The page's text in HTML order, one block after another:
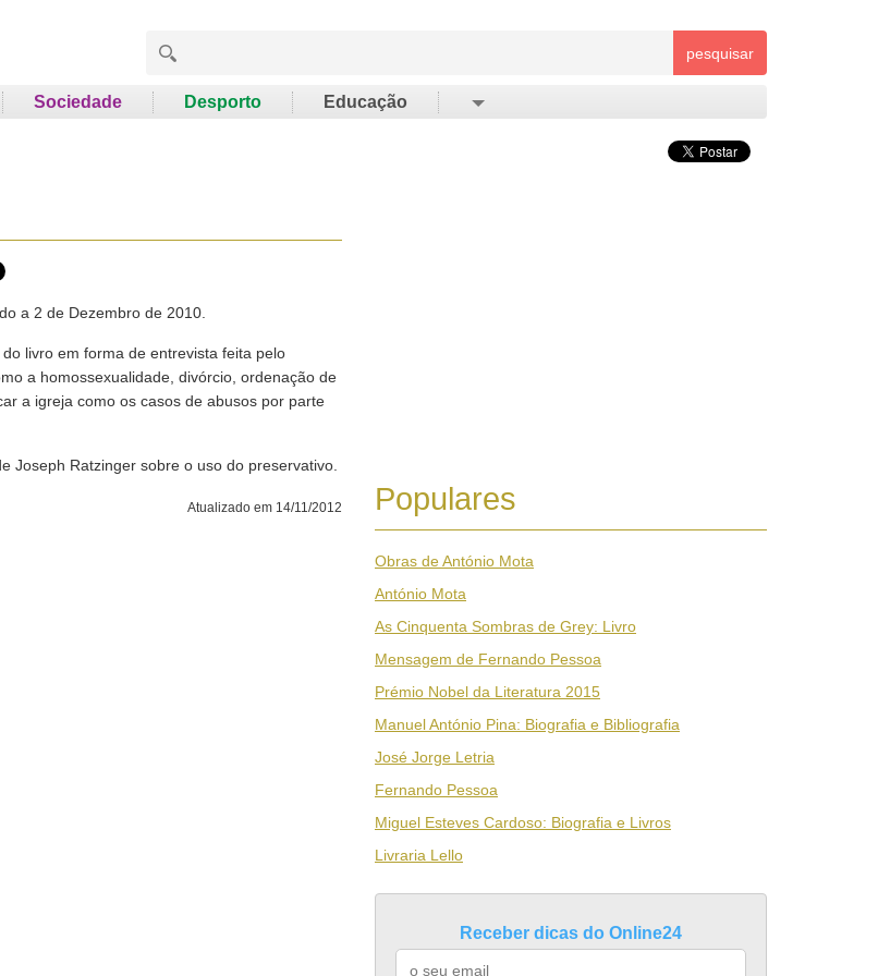
pesquisar
Sociedade Desporto Educação
a 2 de Dezembro de 2010.
livro em forma de entrevista feita pelo
a homossexualidade, divórcio, ordenação de
a igreja como os casos de abusos por parte
Joseph Ratzinger sobre o uso do preservativo.
Atualizado em 14/11/2012 Populares
Obras de António Mota
António Mota
As Cinquenta Sombras de Grey: Livro
Mensagem de Fernando Pessoa
Prémio Nobel da Literatura 2015
Manuel António Pina: Biografia e Bibliografia
José Jorge Letria
Fernando Pessoa
Miguel Esteves Cardoso: Biografia e Livros
Livraria Lello
Receber dicas do Online24